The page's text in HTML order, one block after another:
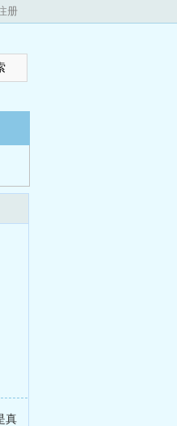
册
真